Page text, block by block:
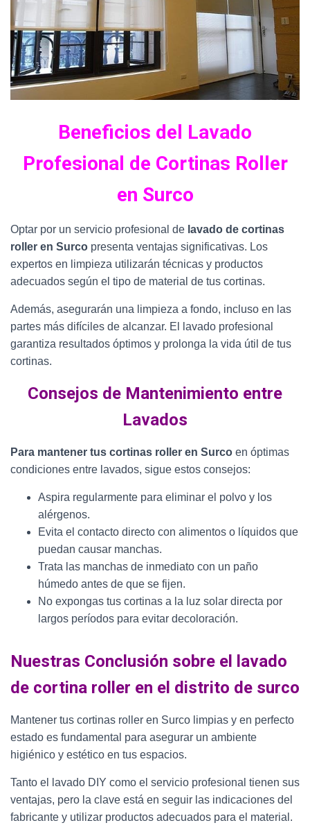
Beneficios del Lavado
Profesional de Cortinas Roller
en Surco
Optar por un servicio profesional de lavado de cortinas
roller en Surco presenta ventajas significativas. Los
expertos en limpieza utilizarán técnicas y productos
adecuados según el tipo de material de tus cortinas.
Además, asegurarán una limpieza a fondo, incluso en las
partes más difíciles de alcanzar. El lavado profesional
garantiza resultados óptimos y prolonga la vida útil de tus
cortinas.
Consejos de Mantenimiento entre
Lavados
Para mantener tus cortinas roller en Surco en óptimas
condiciones entre lavados, sigue estos consejos:
Aspira regularmente para eliminar el polvo y los
alérgenos.
Evita el contacto directo con alimentos o líquidos que
puedan causar manchas.
Trata las manchas de inmediato con un paño
húmedo antes de que se fijen.
No expongas tus cortinas a la luz solar directa por
largos períodos para evitar decoloración.
Nuestras Conclusión sobre el lavado
de cortina roller en el distrito de surco
Mantener tus cortinas roller en Surco limpias y en perfecto
estado es fundamental para asegurar un ambiente
higiénico y estético en tus espacios.
Tanto el lavado DIY como el servicio profesional tienen sus
ventajas, pero la clave está en seguir las indicaciones del
fabricante y utilizar productos adecuados para el material.